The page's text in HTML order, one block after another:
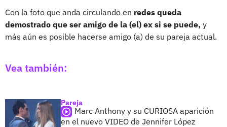
Con la foto que anda circulando en redes queda
demostrado que ser amigo de la (el) ex si se puede, y
más aún es posible hacerse amigo (a) de su pareja actual.
Vea también:
Pareja
Marc Anthony y su CURIOSA aparición
en el nuevo VIDEO de Jennifer López